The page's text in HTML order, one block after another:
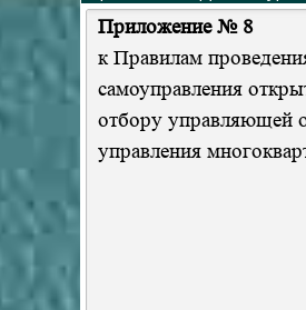
Приложение№ 8
к Правилам
самоуправления
отбору управляющей
управления